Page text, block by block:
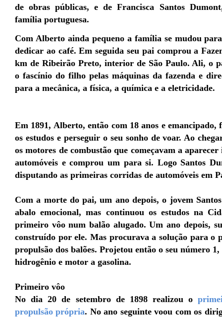
de obras públicas, e de Francisca Santos
família portuguesa.
Com Alberto ainda pequeno a família se mudou
dedicar ao café. Em seguida seu pai comprou a
km de Ribeirão Preto, interior de São Paulo. Ali, o
o fascínio do filho pelas máquinas da fazenda e
para a mecânica, a física, a química e a eletricidade.
Em 1891, Alberto, então com 18 anos e
os estudos e perseguir o seu sonho de voar. Ao
os motores de combustão que começavam a
automóveis e comprou um para si. Logo Santos
disputando as primeiras corridas de automóveis em
Com a morte do pai, um ano depois, o jovem
abalo emocional, mas continuou os estudos na
primeiro vôo num balão alugado. Um ano depois,
construído por ele. Mas procurava a solução para o
propulsão dos balões. Projetou então o seu número
hidrogênio e motor a gasolina.
Primeiro vôo
No dia 20 de setembro de 1898 realizou o
propulsão própria. No ano seguinte voou com os